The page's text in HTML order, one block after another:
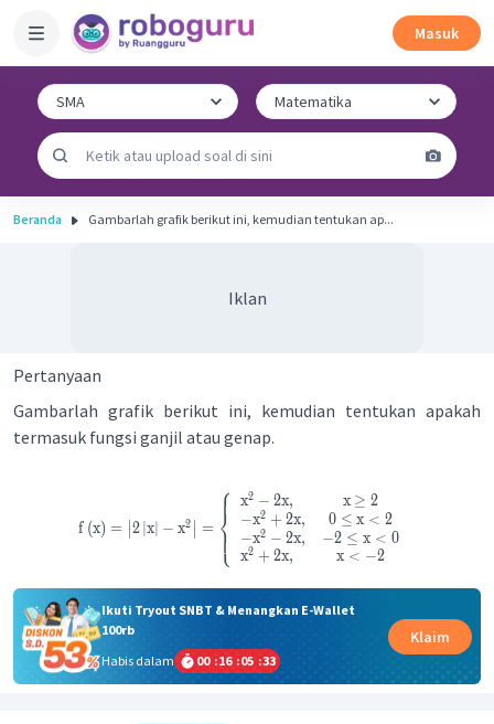
Masuk
Beranda Gambarlah grafik berikut ini, kemudian tentukan ap...
Iklan
Pertanyaan
Gambarlah grafik berikut ini, kemudian tentukan apakah
termasuk fungsi ganjil atau genap.
f (x) = ∣∣2 x∣ − x2
∣∣ = ⎩
⎨
⎧ x2 − 2x,
−x2 + 2x,
−x2 − 2x,
x2 + 2x,
x ≥ 2
0 ≤ x < 2
−2 ≤ x < 0
x < −2
Ikuti Tryout SNBT & Menangkan E-Wallet
100rb
Habis dalam
00 :16 :05 :33
Klaim